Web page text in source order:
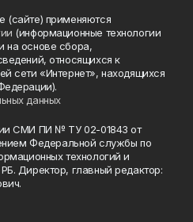
(сайте) применяются
(информационные технологии
на основе сбора,
относящихся к
сети «Интернет», находящихся
данных
СМИ ПИ № ТУ 02-01843 от
Федеральной службы по
технологий и
Директор, главный редактор: